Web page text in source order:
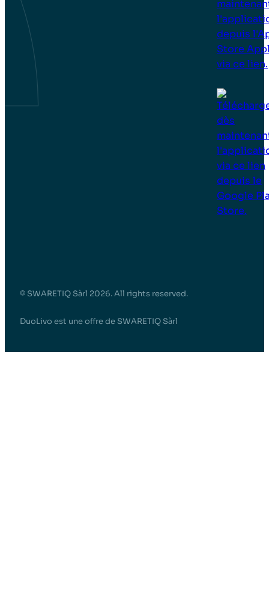
© SWARETIQ Sàrl 2026. All rights reserved.
DuoLivo est une offre de SWARETIQ Sàrl